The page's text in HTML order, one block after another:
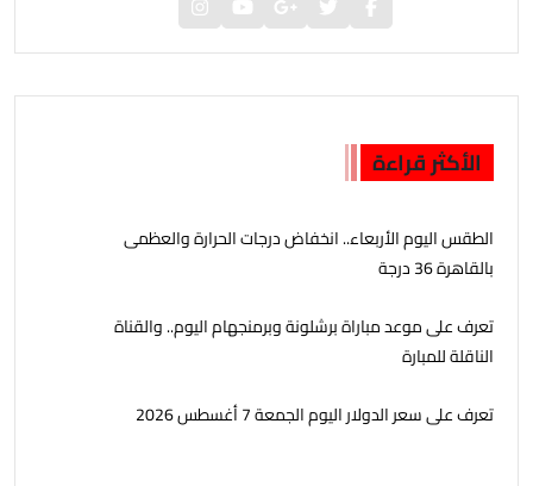
الأكثر قراءة
الطقس اليوم الأربعاء.. انخفاض درجات الحرارة والعظمى
بالقاهرة 36 درجة
تعرف على موعد مباراة برشلونة وبرمنجهام اليوم.. والقناة
الناقلة للمبارة
تعرف على سعر الدولار اليوم الجمعة 7 أغسطس 2026